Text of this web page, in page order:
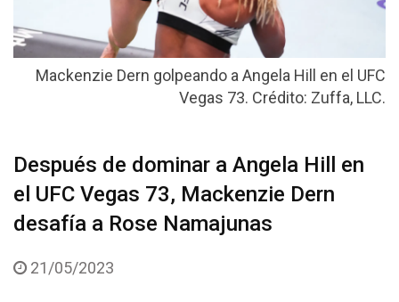
Mackenzie Dern golpeando a Angela Hill en el UFC
Vegas 73. Crédito: Zuffa, LLC.
Después de dominar a Angela Hill en
el UFC Vegas 73, Mackenzie Dern
desafía a Rose Namajunas
21/05/2023